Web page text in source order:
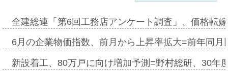
全建総連「第6回工務店アンケート調査」、価格転
6月の企業物価指数、前月から上昇率拡大=前年同
新設着工、80万戸に向け増加予測=野村総研、30年